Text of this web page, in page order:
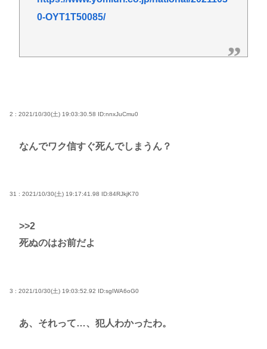
言われるの？」
0-OYT1T50085/
2 : 2021/10/30(土) 19:03:30.58 ID:nnxJuCmu0
なんでワク信すぐ死んでしまうん？
31 : 2021/10/30(土) 19:17:41.98 ID:84RJkjK70
>>2
死ぬのはお前だよ
3 : 2021/10/30(土) 19:03:52.92 ID:sgIWA6oG0
あ、それって…、犯人わかったわ。